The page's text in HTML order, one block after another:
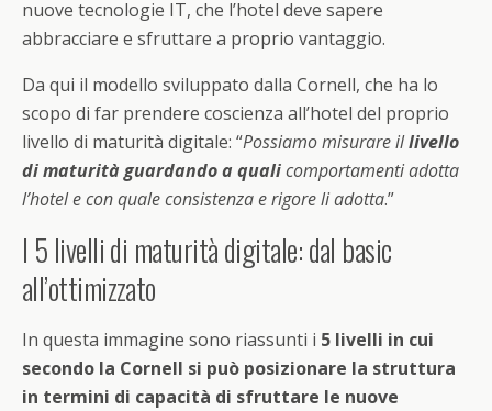
nuove tecnologie IT, che l’hotel deve sapere
abbracciare e sfruttare a proprio vantaggio.
Da qui il modello sviluppato dalla Cornell, che ha lo
scopo di far prendere coscienza all’hotel del proprio
livello di maturità digitale: “Possiamo misurare illivello
di maturità guardando a qualicomportamenti adotta
l’hotel e con quale consistenza e rigore li adotta.”
I 5 livelli di maturità digitale: dal basic
all’ottimizzato
In questa immagine sono riassunti i 5 livelli in cui
secondo la Cornell si può posizionare la struttura
in termini di capacità di sfruttare le nuove